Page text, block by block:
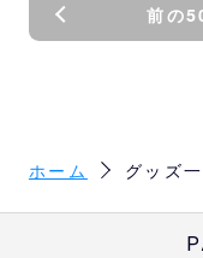
前の
ホーム グッズ